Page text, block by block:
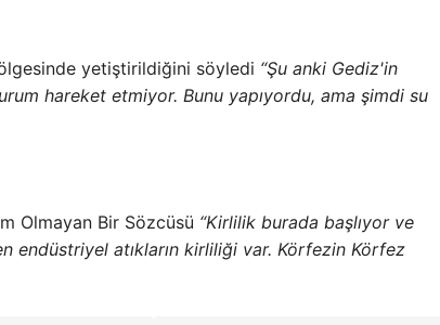
yetiştirildiğini söyledi “Şu anki Gediz'in
hareket etmiyor. Bunu yapıyordu, ama şimdi su
Olmayan Bir Sözcüsü “Kirlilik burada başlıyor ve
endüstriyel atıkların kirliliği var. Körfezin Körfez